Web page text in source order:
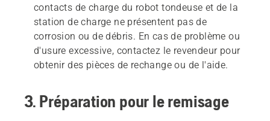
contacts de charge du robot tondeuse et de la
station de charge ne présentent pas de
corrosion ou de débris. En cas de problème ou
d'usure excessive, contactez le revendeur pour
obtenir des pièces de rechange ou de l'aide.
3. Préparation pour le remisage